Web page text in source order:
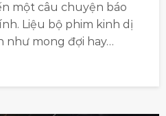
một câu chuyện báo
Liệu bộ phim kinh dị
như mong đợi hay…